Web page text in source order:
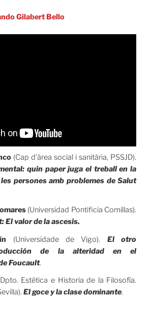
Gilabert Bello
(Cap d’àrea social i sanitària, PSSJD).
quin paper juga el treball en la
persones amb problemes de Salut
(Universidad Pontificia Comillas).
El valor de la ascesis.
(Universidade de Vigo). El otro
de la alteridad en el
Foucault.
Estética e Historia de la Filosofía.
El goce y la clase dominante.